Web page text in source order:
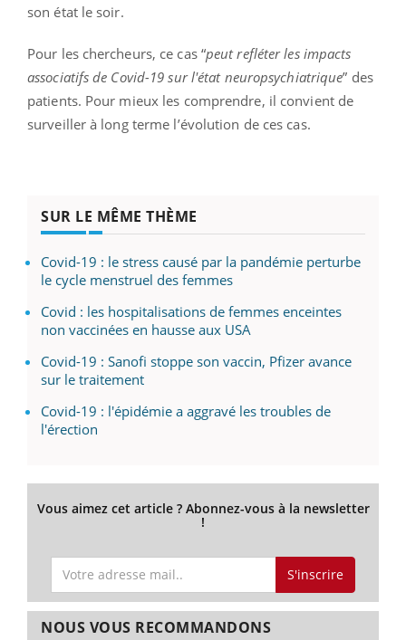
son état le soir.
Pour les chercheurs, ce cas “peut refléter les impacts
associatifs de Covid-19 sur l'état neuropsychiatrique” des
patients. Pour mieux les comprendre, il convient de
surveiller à long terme l’évolution de ces cas.
SUR LE MÊME THÈME
Covid-19 : le stress causé par la pandémie perturbe
le cycle menstruel des femmes
Covid : les hospitalisations de femmes enceintes
non vaccinées en hausse aux USA
Covid-19 : Sanofi stoppe son vaccin, Pfizer avance
sur le traitement
Covid-19 : l'épidémie a aggravé les troubles de
l'érection
Vous aimez cet article ? Abonnez-vous à la newsletter
!
S'inscrire
NOUS VOUS RECOMMANDONS